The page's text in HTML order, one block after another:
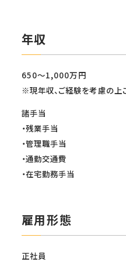
年収
650～1,000万円
※現年収、ご経験を考慮の上
諸手当
・残業手当
・管理職手当
・通勤交通費
・在宅勤務手当
雇用形態
正社員